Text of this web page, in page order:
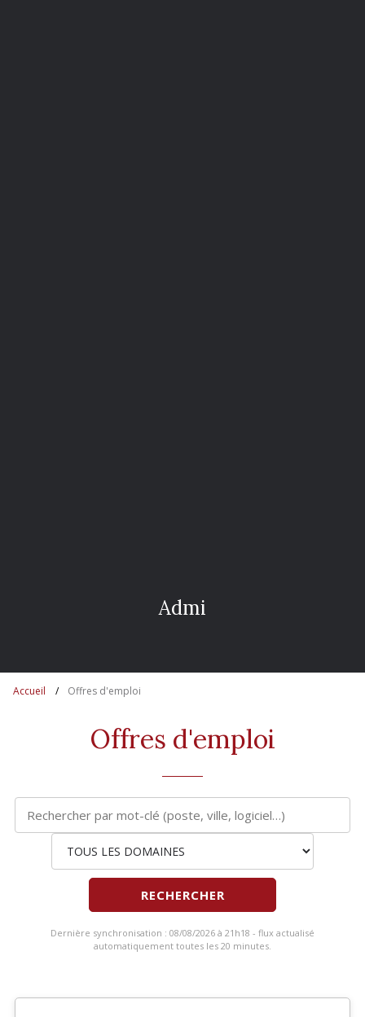
minis
Accueil Offres d'emploi
Offres d'emploi
RECHERCHER
Dernière synchronisation : 08/08/2026 à 21h18 - flux actualisé
automatiquement toutes les 20 minutes.